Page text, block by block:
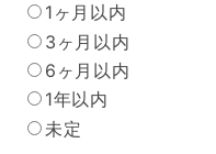
1ヶ月以内
3ヶ月以内
6ヶ月以内
1年以内
未定